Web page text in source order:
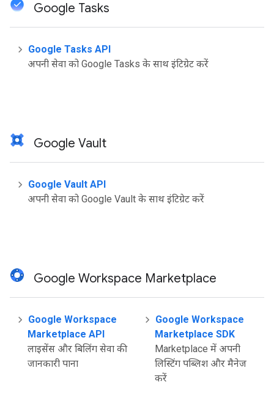
Google Tasks
Google Tasks API
अपनी सेवा को Google Tasks के साथ इंटिग्रेट करें
Google Vault
Google Vault API
अपनी सेवा को Google Vault के साथ इंटिग्रेट करें
Google Workspace Marketplace
Google Workspace
Marketplace API
लाइसेंस और बिलिंग सेवा की
जानकारी पाना
Google Workspace
Marketplace SDK
Marketplace में अपनी
लिस्टिंग पब्लिश और मैनेज
करें